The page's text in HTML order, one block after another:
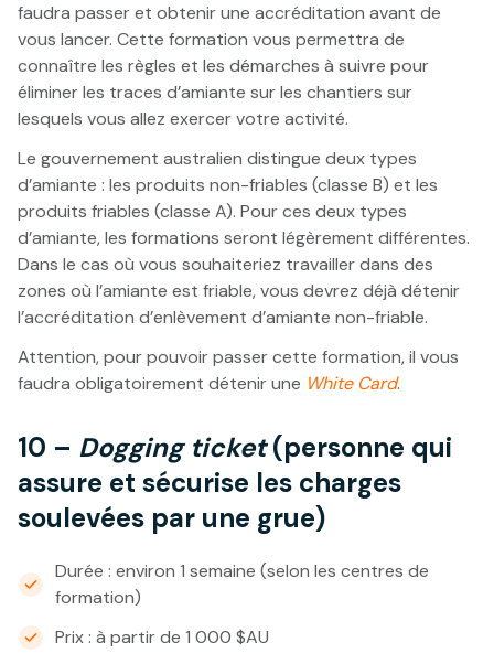
faudra passer et obtenir une accréditation avant de
vous lancer. Cette formation vous permettra de
connaître les règles et les démarches à suivre pour
éliminer les traces d’amiante sur les chantiers sur
lesquels vous allez exercer votre activité.
Le gouvernement australien distingue deux types
d’amiante : les produits non-friables (classe B) et les
produits friables (classe A). Pour ces deux types
d’amiante, les formations seront légèrement différentes.
Dans le cas où vous souhaiteriez travailler dans des
zones où l’amiante est friable, vous devrez déjà détenir
l’accréditation d’enlèvement d’amiante non-friable.
Attention, pour pouvoir passer cette formation, il vous
faudra obligatoirement détenir une White Card.
10 – Dogging ticket(personne qui
assure et sécurise les charges
soulevées par une grue)
Durée : environ 1 semaine (selon les centres de
formation)
Prix : à partir de 1 000 $AU